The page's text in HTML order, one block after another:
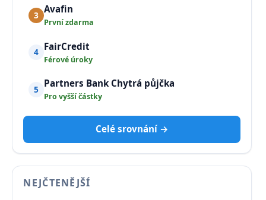
3 Avafin
První zdarma
4 FairCredit
Férové úroky
5 Partners Bank Chytrá půjčka
Pro vyšší částky
Celé srovnání →
NEJČTENĚJŠÍ